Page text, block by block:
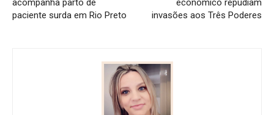
acompanha parto de
paciente surda em Rio Preto
econômico repudiam
invasões aos Três Poderes